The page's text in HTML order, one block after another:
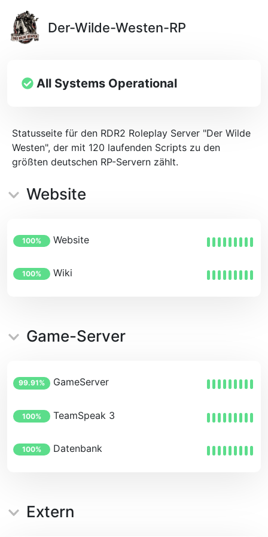
Der-Wilde-Westen-RP
All Systems Operational
Statusseite für den RDR2 Roleplay Server "Der Wilde
Westen", der mit 120 laufenden Scripts zu den
größten deutschen RP-Servern zählt.
Website
100% Website
100% Wiki
Game-Server
99.91% GameServer
100% TeamSpeak 3
100% Datenbank
Extern